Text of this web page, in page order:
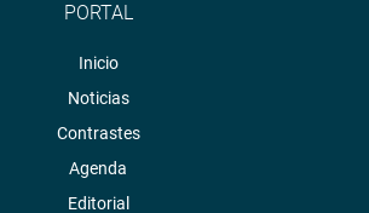
PORTAL
Inicio
Noticias
Contrastes
Agenda
Editorial